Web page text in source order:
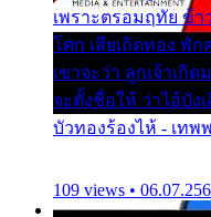
เพราะตรอมฤทัย ข้า
โศก เสียเถิดทอง พัก
เขาจะว่า ลูกเจ้าเกิ
จะตั้งชื่อให้ ว่าไอ้บัง
บัวทองร้องไห้ - เทพ
109 views •